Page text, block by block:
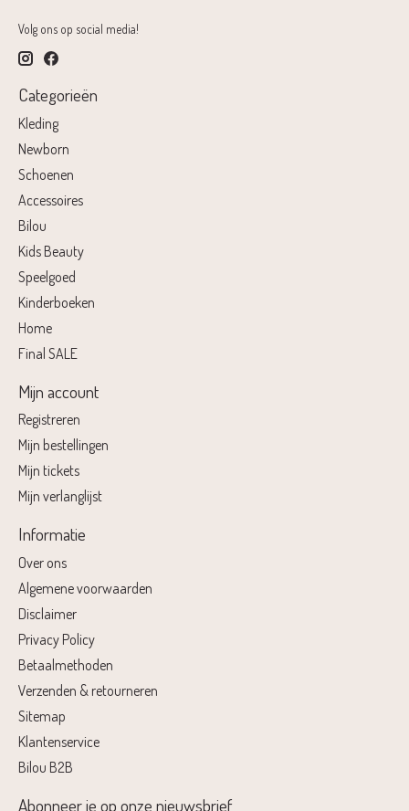
Volg ons op social media!
Categorieën
Kleding
Newborn
Schoenen
Accessoires
Bilou
Kids Beauty
Speelgoed
Kinderboeken
Home
Final SALE
Mijn account
Registreren
Mijn bestellingen
Mijn tickets
Mijn verlanglijst
Informatie
Over ons
Algemene voorwaarden
Disclaimer
Privacy Policy
Betaalmethoden
Verzenden & retourneren
Sitemap
Klantenservice
Bilou B2B
Abonneer je op onze nieuwsbrief